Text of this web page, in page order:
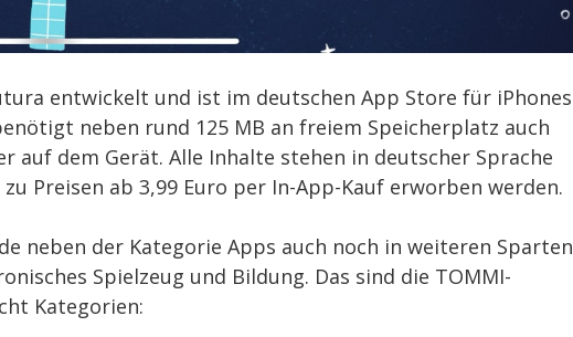
entwickelt und ist im deutschen App Store für iPhones
neben rund 125 MB an freiem Speicherplatz auch
auf dem Gerät. Alle Inhalte stehen in deutscher Sprache
Preisen ab 3,99 Euro per In-App-Kauf erworben werden.
neben der Kategorie Apps auch noch in weiteren Sparten
Spielzeug und Bildung. Das sind die TOMMI-
Kategorien: